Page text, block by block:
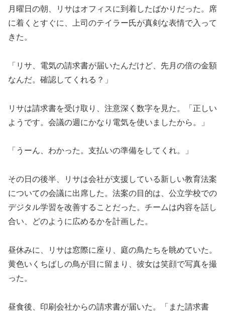
月曜日の朝、リサはオフィスに到着したばかりだった。席
に着くとすぐに、上司のテイラー氏が真剣な表情で入って
きた。
「リサ、電気の請求書が届いたんだけど、先月の倍の金額
なんだ。確認してくれる？」
リサは請求書を受け取り、注意深く数字を見た。「正しい
ようです。会議の週にかなり電気を使いましたから。」
「うーん、わかった。支払いの準備をしてくれ。」
その日の後半、リサは会社が支援している新しい教育法案
についての会議に出席した。法案の目的は、公立学校での
デジタル学習を改善することだった。チームは内容を話し
合い、どのように広めるかを計画した。
昼休みに、リサは窓際に座り、庭の鳥たちを眺めていた。
黄色いくちばしの鳥が目に留まり、彼女は笑顔で写真を撮
った。
昼食後、印刷会社からの請求書が届いた。「また請求書